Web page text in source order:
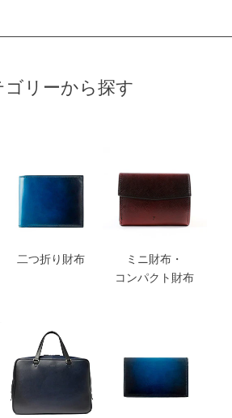
ゴリーから探す
二つ折り財布
ミニ財布・
コンパクト財布